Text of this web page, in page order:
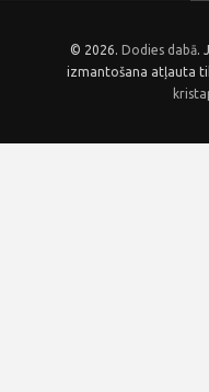
© 2026. Dodies dabā.
izmantošana atļauta